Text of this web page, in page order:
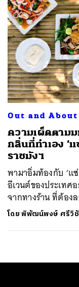
Out and About
ความเผ็ดตาม
กลิ่นที่ทำเอง ‘
ราชมังฯ
พามาอิ่มท้องกับ ‘แ
อีเวนต์ของประเทศ
จากทางร้าน ที่ต้อง
โดยพิพัฒน์พงษ์ ศรีวิ
ค้นหา
SHARE